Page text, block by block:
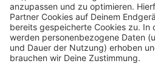
Wir
Zustimmung, um
Video-Service
Wir verwenden